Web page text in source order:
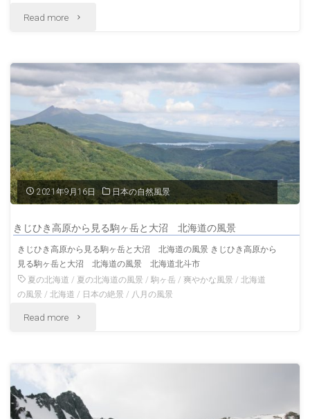
Read more "春
信
州
ヶ
岳
社
長
野
の
景"
2021年9月16日 日本の自然風景
きじひき高原から見る駒ヶ岳と大沼 北海道の風景
きじひき高原から見る駒ヶ岳と大沼 北海道の風景 きじひき高原から
見る駒ヶ岳と大沼 北海道の風景 北海道北斗市
夏の北海道 / 夏の北海道の風景 /駒ヶ岳 /爽やかな風景 /北海道
の風景 /北海道 / 日本の絶景 / 八月の風景
Read more "き
き